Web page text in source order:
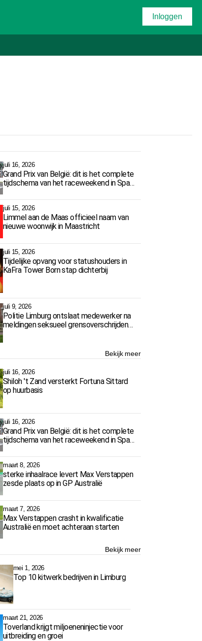
Inloggen
juli 16, 2026
Grand Prix van België: dit is het complete
tijdschema van het raceweekend in Spa-
juli 15, 2026
Limmel aan de Maas officieel naam van
nieuwe woonwijk in Maastricht
juli 15, 2026
Tijdelijke opvang voor statushouders in
KaFra Tower Born stap dichterbij
juli 9, 2026
Politie Limburg ontslaat medewerker na
meldingen seksueel grensoverschrijdend
Bekijk meer
juli 16, 2026
Shiloh 't Zand versterkt Fortuna Sittard
op huurbasis
juli 16, 2026
Grand Prix van België: dit is het complete
tijdschema van het raceweekend in Spa-
maart 8, 2026
sterke inhaalrace levert Max Verstappen
zesde plaats op in GP Australië
maart 7, 2026
Max Verstappen crasht in kwalificatie
Australië en moet achteraan starten
Bekijk meer
mei 1, 2026
Top 10 kitwerk bedrijven in Limburg
maart 21, 2026
Toverland krijgt miljoeneninjectie voor
uitbreiding en groei